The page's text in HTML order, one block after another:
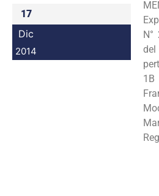
17
Dic
2014
N°
del